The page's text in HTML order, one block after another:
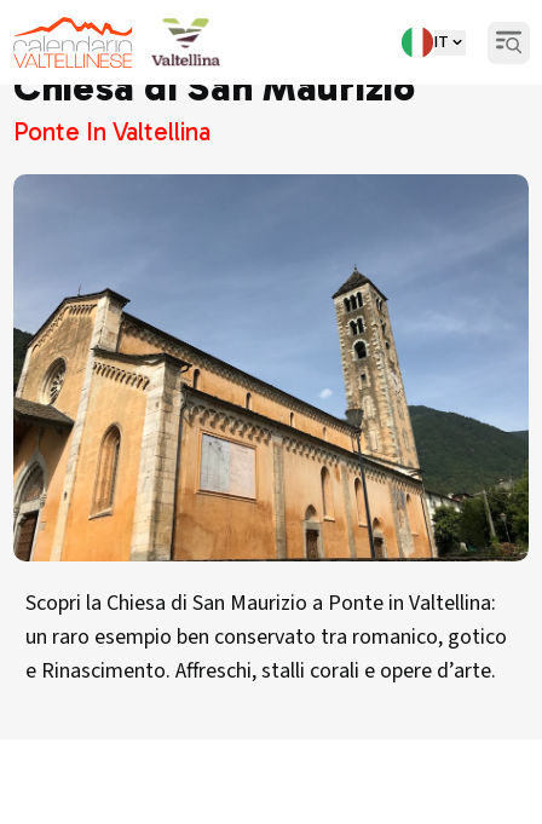
IT
Chiesa di San Maurizio
Ponte In Valtellina
Scopri la Chiesa di San Maurizio a Ponte in Valtellina:
un raro esempio ben conservato tra romanico, gotico
e Rinascimento. Affreschi, stalli corali e opere d’arte.